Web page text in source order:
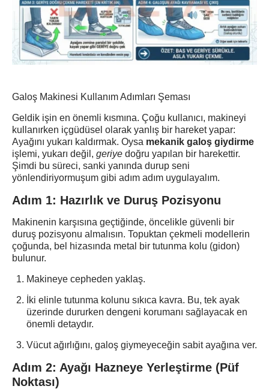
Galoş Makinesi Kullanım Adımları Şeması
Geldik işin en önemli kısmına. Çoğu kullanıcı, makineyi
kullanırken içgüdüsel olarak yanlış bir hareket yapar:
Ayağını yukarı kaldırmak. Oysa mekanik galoş giydirme
işlemi, yukarı değil, geriye doğru yapılan bir harekettir.
Şimdi bu süreci, sanki yanında durup seni
yönlendiriyormuşum gibi adım adım uygulayalım.
Adım 1: Hazırlık ve Duruş Pozisyonu
Makinenin karşısına geçtiğinde, öncelikle güvenli bir
duruş pozisyonu almalısın. Topuktan çekmeli modellerin
çoğunda, bel hizasında metal bir tutunma kolu (gidon)
bulunur.
Makineye cepheden yaklaş.
İki elinle tutunma kolunu sıkıca kavra. Bu, tek ayak
üzerinde dururken dengeni korumanı sağlayacak en
önemli detaydır.
Vücut ağırlığını, galoş giymeyeceğin sabit ayağına ver.
Adım 2: Ayağı Hazneye Yerleştirme (Püf
Noktası)